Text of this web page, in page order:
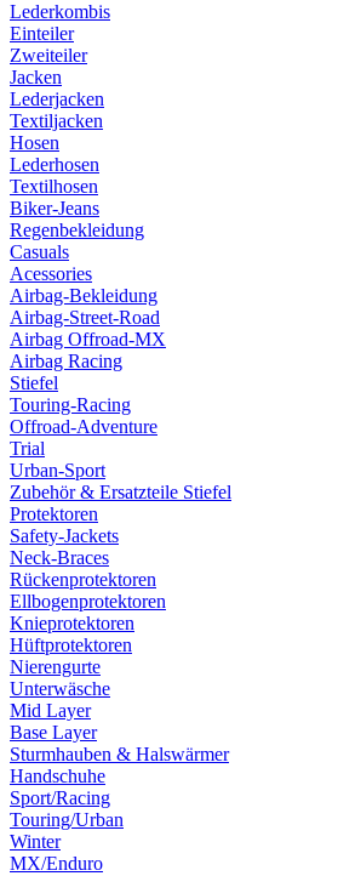
Lederkombis
Einteiler
Zweiteiler
Jacken
Lederjacken
Textiljacken
Hosen
Lederhosen
Textilhosen
Biker-Jeans
Regenbekleidung
Casuals
Acessories
Airbag-Bekleidung
Airbag-Street-Road
Airbag Offroad-MX
Airbag Racing
Stiefel
Touring-Racing
Offroad-Adventure
Trial
Urban-Sport
Zubehör & Ersatzteile Stiefel
Protektoren
Safety-Jackets
Neck-Braces
Rückenprotektoren
Ellbogenprotektoren
Knieprotektoren
Hüftprotektoren
Nierengurte
Unterwäsche
Mid Layer
Base Layer
Sturmhauben & Halswärmer
Handschuhe
Sport/Racing
Touring/Urban
Winter
MX/Enduro